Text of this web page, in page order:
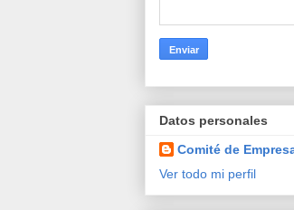
Datos personales
Comité de
Ver todo mi perfil